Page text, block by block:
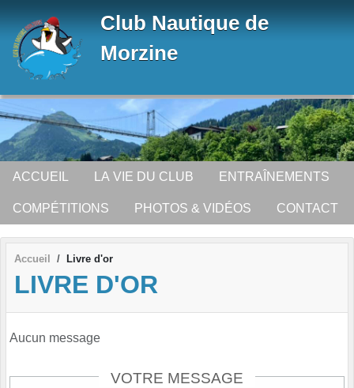
Club Nautique de
Morzine
ACCUEIL LA VIE DU CLUB ENTRAÎNEMENTS
COMPÉTITIONS PHOTOS & VIDÉOS CONTACT
Accueil Livre d'or
LIVRE D'OR
Aucun message
VOTRE MESSAGE